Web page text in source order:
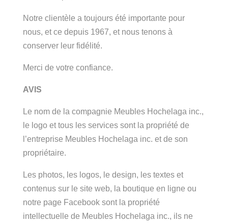
Notre clientèle a toujours été importante pour
nous, et ce depuis 1967, et nous tenons à
conserver leur fidélité.
Merci de votre confiance.
AVIS
Le nom de la compagnie Meubles Hochelaga inc.,
le logo et tous les services sont la propriété de
l’entreprise Meubles Hochelaga inc. et de son
propriétaire.
Les photos, les logos, le design, les textes et
contenus sur le site web, la boutique en ligne ou
notre page Facebook sont la propriété
intellectuelle de Meubles Hochelaga inc., ils ne